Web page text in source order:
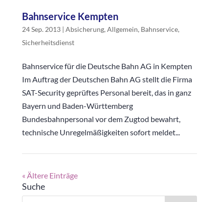
Bahnservice Kempten
24 Sep. 2013| Absicherung, Allgemein, Bahnservice,
Sicherheitsdienst
Bahnservice für die Deutsche Bahn AG in Kempten
Im Auftrag der Deutschen Bahn AG stellt die Firma
SAT-Security geprüftes Personal bereit, das in ganz
Bayern und Baden-Württemberg
Bundesbahnpersonal vor dem Zugtod bewahrt,
technische Unregelmäßigkeiten sofort meldet...
« Ältere Einträge
Suche